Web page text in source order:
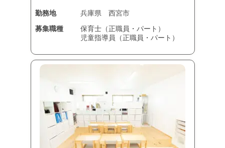
勤務地 兵庫県
西宮市
募集職種
保育士（正職員・パート）
児童指導員（正職員・パート）